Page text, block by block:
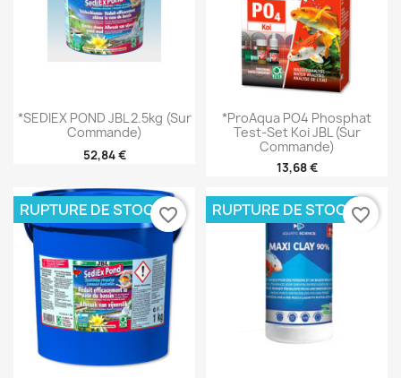
*SEDIEX POND JBL 2.5kg (sur
Commande)
52,84 €
*ProAqua PO4 Phosphat
Test-Set Koi JBL (sur
Commande)
13,68 €
RUPTURE DE STOCKfavorite_border RUPTURE DE STOCKfavorite_border